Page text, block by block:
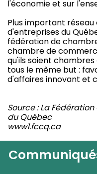
l'économie et sur
Plus important
d'entreprises du
fédération de
chambre de
qu'ils soient
tous le même but :
d'affaires innovant et
Source : La
du Québec
www1.fccq.ca